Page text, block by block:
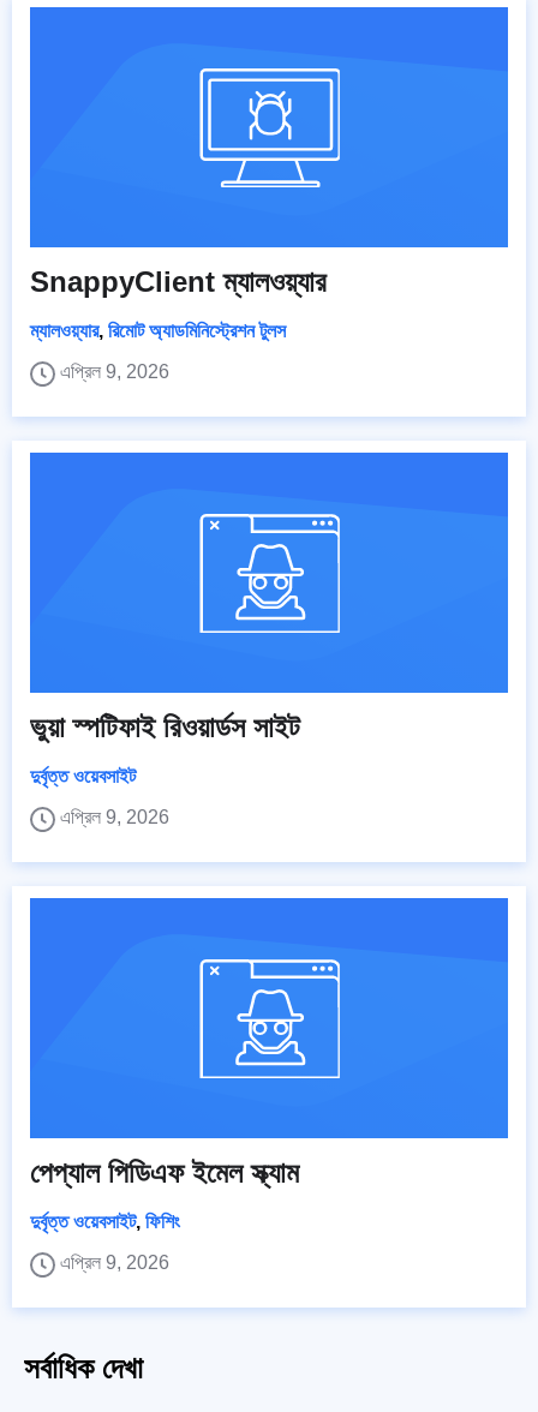
SnappyClient ম্যালওয়্যার
ম্যালওয়্যার, রিমোট অ্যাডমিনিস্ট্রেশন টুলস
এপ্রিল 9, 2026
ভুয়া স্পটিফাই রিওয়ার্ডস সাইট
দুর্বৃত্ত ওয়েবসাইট
এপ্রিল 9, 2026
পেপ্যাল পিডিএফ ইমেল স্ক্যাম
দুর্বৃত্ত ওয়েবসাইট, ফিশিং
এপ্রিল 9, 2026
সর্বাধিক দেখা